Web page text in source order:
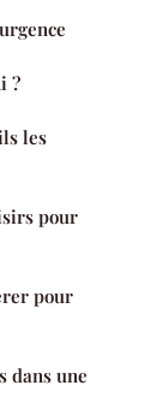
?
les
pour
pour
dans une